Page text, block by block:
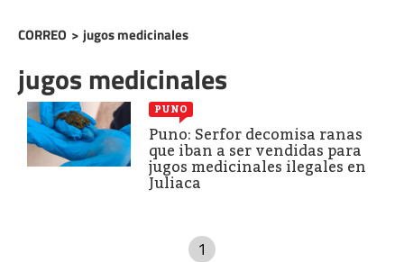
CORREO > jugos medicinales
jugos medicinales
PUNO
Puno: Serfor decomisa ranas
que iban a ser vendidas para
jugos medicinales ilegales en
Juliaca
1